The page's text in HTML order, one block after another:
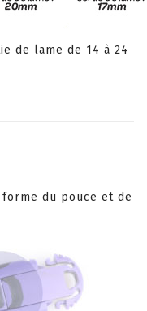
de lame de 14 à 24
forme du pouce et de